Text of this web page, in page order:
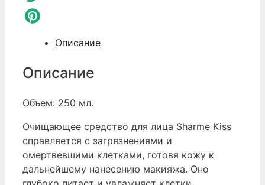
Twitter
Описание
Описание
Объем: 250 мл.
Очищающее средство для лица Sharme Kiss
справляется с загрязнениями и
омертвевшими клетками, готовя кожу к
дальнейшему нанесению макияжа. Оно